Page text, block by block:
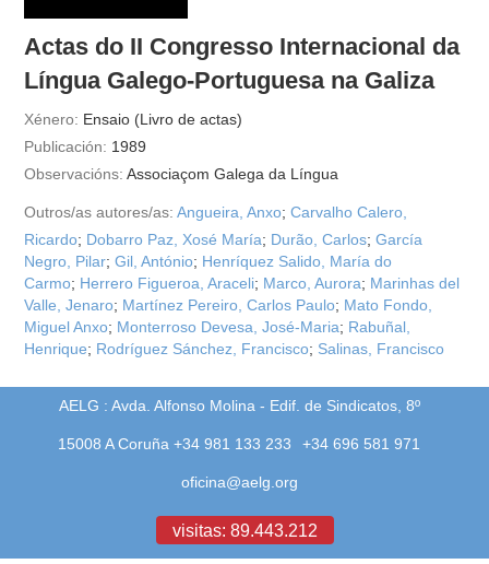
Actas do II Congresso Internacional da
Língua Galego-Portuguesa na Galiza
Xénero: Ensaio (Livro de actas)
Publicación: 1989
Observacións: Associaçom Galega da Língua
Outros/as autores/as: Angueira, Anxo;Carvalho Calero,
Ricardo; Dobarro Paz, Xosé María; Durão, Carlos;García
Negro, Pilar;Gil, António; Henríquez Salido, María do
Carmo; Herrero Figueroa, Araceli; Marco, Aurora; Marinhas del
Valle, Jenaro; Martínez Pereiro, Carlos Paulo; Mato Fondo,
Miguel Anxo; Monterroso Devesa, José-Maria; Rabuñal,
Henrique; Rodríguez Sánchez, Francisco; Salinas, Francisco
AELG : Avda. Alfonso Molina - Edif. de Sindicatos, 8º
15008 A Coruña +34 981 133 233 +34 696 581 971
oficina@aelg.org
visitas: 89.443.212